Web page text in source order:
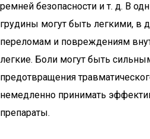
ремней безопасности и т. д. В
грудины могут быть легкими, в
переломам и повреждениям
легкие. Боли могут быть
предотвращения
немедленно принимать
препараты.